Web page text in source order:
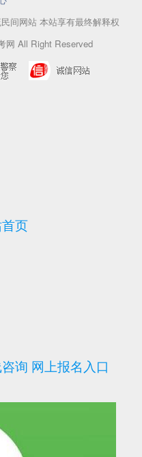
间网站 本站享有最终解释权
网 All Right Reserved
醒你 诚信网站
页
询 网上报名入口